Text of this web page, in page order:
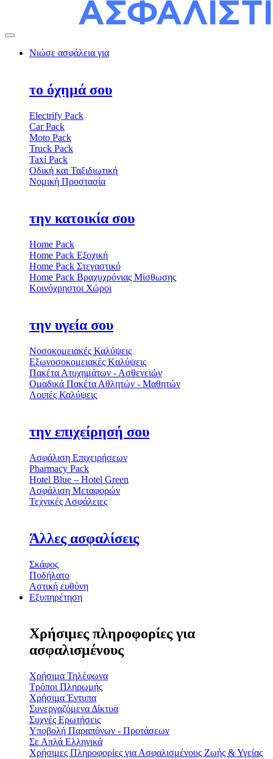
Νιώσε ασφάλεια για
το όχημά σου
Electrify Pack
Car Pack
Moto Pack
Truck Pack
Taxi Pack
Οδική και Ταξιδιωτική
Νομική Προστασία
την κατοικία σου
Home Pack
Home Pack Εξοχική
Home Pack Στεγαστικό
Home Pack Βραχυχρόνιας Μίσθωσης
Κοινόχρηστοι Χώροι
την υγεία σου
Νοσοκομειακές Καλύψεις
Εξωνοσοκομειακές Kαλύψεις
Πακέτα Ατυχημάτων - Ασθενειών
Ομαδικά Πακέτα Αθλητών - Μαθητών
Λοιπές Καλύψεις
την επιχείρησή σου
Ασφάλιση Επιχειρήσεων
Pharmacy Pack
Hotel Blue – Hotel Green
Ασφάλιση Μεταφορών
Τεχνικές Ασφάλειες
Άλλες ασφαλίσεις
Σκάφος
Ποδήλατο
Αστική ευθύνη
Εξυπηρέτηση
Χρήσιμες πληροφορίες για
ασφαλισμένους
Χρήσιμα Τηλέφωνα
Τρόποι Πληρωμής
Χρήσιμα Έντυπα
Συνεργαζόμενα Δίκτυα
Συχνές Ερωτήσεις
Υποβολή Παραπόνων - Προτάσεων
Σε Απλά Ελληνικά
Χρήσιμες Πληροφορίες για Ασφαλισμένους Ζωής & Υγείας